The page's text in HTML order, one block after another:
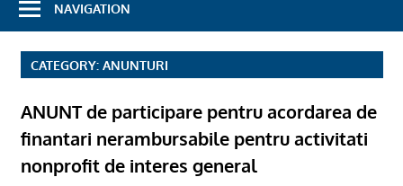
NAVIGATION
CATEGORY: ANUNTURI
ANUNT de participare pentru acordarea de
finantari nerambursabile pentru activitati
nonprofit de interes general